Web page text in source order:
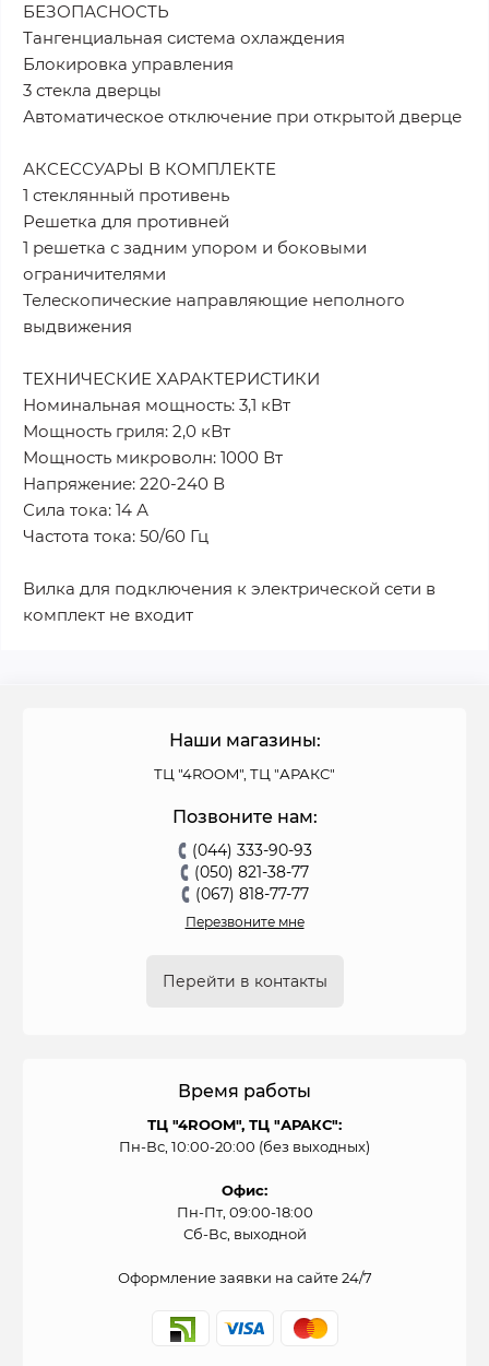
БЕЗОПАСНОСТЬ
Тангенциальная система охлаждения
Блокировка управления
3 стекла дверцы
Автоматическое отключение при открытой дверце
АКСЕССУАРЫ В КОМПЛЕКТЕ
1 стеклянный противень
Решетка для противней
1 решетка с задним упором и боковыми
ограничителями
Телескопические направляющие неполного
выдвижения
ТЕХНИЧЕСКИЕ ХАРАКТЕРИСТИКИ
Номинальная мощность: 3,1 кВт
Мощность гриля: 2,0 кВт
Мощность микроволн: 1000 Вт
Напряжение: 220-240 В
Сила тока: 14 А
Частота тока: 50/60 Гц
Вилка для подключения к электрической сети в
комплект не входит
Наши магазины:
ТЦ "4ROOM", ТЦ "АРАКС"
Позвоните нам:
(044) 333-90-93
(050) 821-38-77
(067) 818-77-77
Перезвоните мне
Перейти в контакты
Время работы
ТЦ "4ROOM", ТЦ "АРАКС":
Пн-Вс, 10:00-20:00 (без выходных)
Офис:
Пн-Пт, 09:00-18:00
Сб-Вс, выходной
Оформление заявки на сайте 24/7